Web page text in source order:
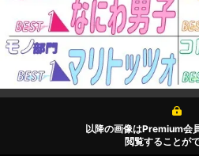
以降の画像はPremium会
閲覧することが